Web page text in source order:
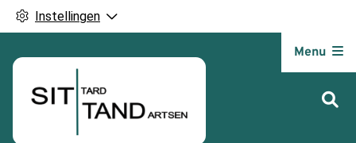
Instellingen
Menu